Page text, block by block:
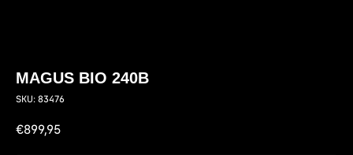
MAGUS BIO 240B
SKU: 83476
€899,95